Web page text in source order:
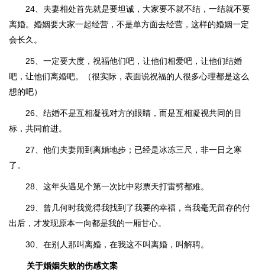
24、夫妻相处首先就是要坦诚，大家要不就不结，一结就不要
离婚。婚姻要大家一起经营，不是单方面去经营，这样的婚姻一定
会长久。
25、一定要大度，祝福他们吧，让他们相爱吧，让他们结婚
吧，让他们离婚吧。（很实际，表面说祝福的人很多心理都是这么
想的吧）
26、结婚不是互相凝视对方的眼睛，而是互相凝视共同的目
标，共同前进。
27、他们夫妻闹到离婚地步；已经是冰冻三尺，非一日之寒
了。
28、这年头遇见个第一次比中彩票天打雷劈都难。
29、曾几何时我觉得我找到了我要的幸福，当我毫无留存的付
出后，才发现原本一向都是我的一厢甘心。
30、在别人那叫离婚，在我这不叫离婚，叫解聘。
关于婚姻失败的伤感文案